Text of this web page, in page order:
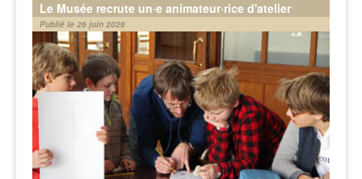
Le Musée recrute un·e animateur·rice d'atelier
Publié le 26 juin 2026